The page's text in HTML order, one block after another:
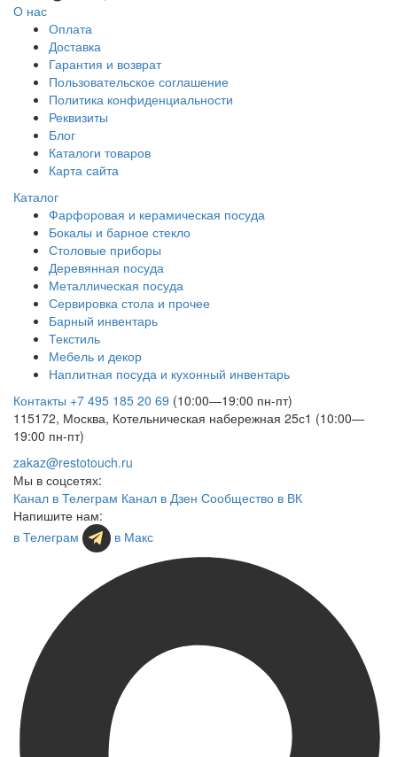
О нас
Оплата
Доставка
Гарантия и возврат
Пользовательское соглашение
Политика конфиденциальности
Реквизиты
Блог
Каталоги товаров
Карта сайта
Каталог
Фарфоровая и керамическая посуда
Бокалы и барное стекло
Столовые приборы
Деревянная посуда
Металлическая посуда
Сервировка стола и прочее
Барный инвентарь
Текстиль
Мебель и декор
Наплитная посуда и кухонный инвентарь
Контакты +7 495 185 20 69 (10:00—19:00 пн-пт)
115172, Москва, Котельническая набережная 25с1 (10:00—
19:00 пн-пт)
zakaz@restotouch.ru
Мы в соцсетях:
Канал в Телеграм Канал в Дзен Сообщество в ВК
Напишите нам:
в Телеграм
в Макс